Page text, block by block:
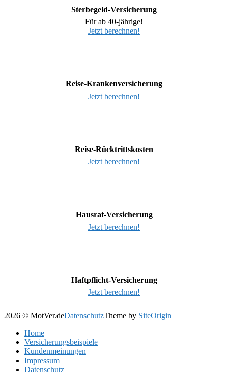
Sterbegeld-Versicherung
Für ab 40-jährige!
Jetzt berechnen!
Reise-Krankenversicherung
Jetzt berechnen!
Reise-Rücktrittskosten
Jetzt berechnen!
Hausrat-Versicherung
Jetzt berechnen!
Haftpflicht-Versicherung
Jetzt berechnen!
2026 © MotVer.deDatenschutzTheme by SiteOrigin
Home
Versicherungsbeispiele
Kundenmeinungen
Impressum
Datenschutz